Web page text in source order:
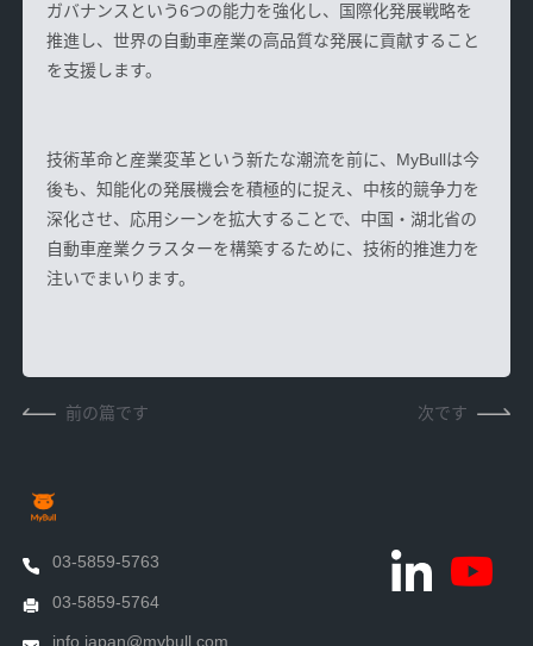
ガバナンスという6つの能力を強化し、国際化発展戦略を
推進し、世界の自動車産業の高品質な発展に貢献すること
を支援します。
技術革命と産業変革という新たな潮流を前に、 MyBullは今
後も、知能化の発展機会を積極的に捉え、中核的競争力を
深化させ、応用シーンを拡大することで、中国・湖北省の
自動車産業クラスターを構築するために、技術的推進力を
注いでまいります。
前の篇です 次です
03-5859-5763
03-5859-5764
info.japan@mybull.com